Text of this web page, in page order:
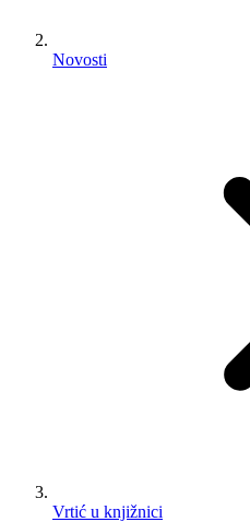
Novosti
Vrtić u knjižnici